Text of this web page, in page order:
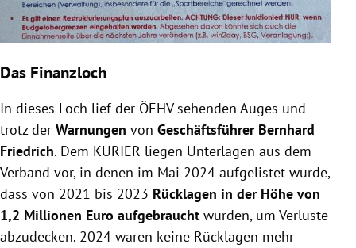
Das Finanzloch
In dieses Loch lief der ÖEHV sehenden Auges und
trotz der Warnungen von Geschäftsführer Bernhard
Friedrich. Dem KURIER liegen Unterlagen aus dem
Verband vor, in denen im Mai 2024 aufgelistet wurde,
dass von 2021 bis 2023 Rücklagen in der Höhe von
1,2 Millionen Euro aufgebraucht wurden, um Verluste
abzudecken. 2024 waren keine Rücklagen mehr